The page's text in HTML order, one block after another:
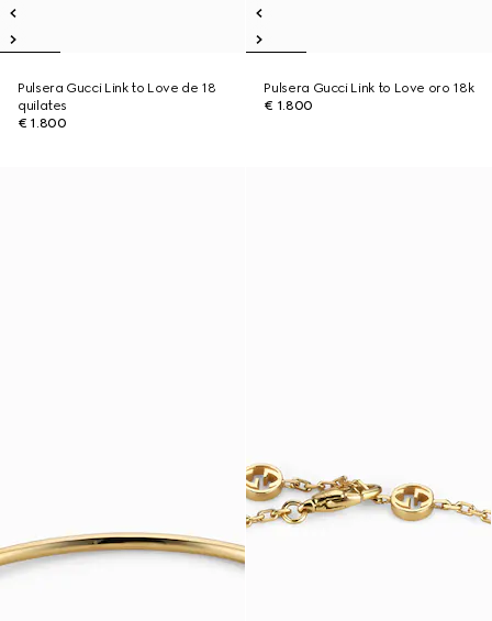
Pulsera Gucci Link to Love de 18
quilates
€ 1.800
Pulsera Gucci Link to Love oro 18k
€ 1.800